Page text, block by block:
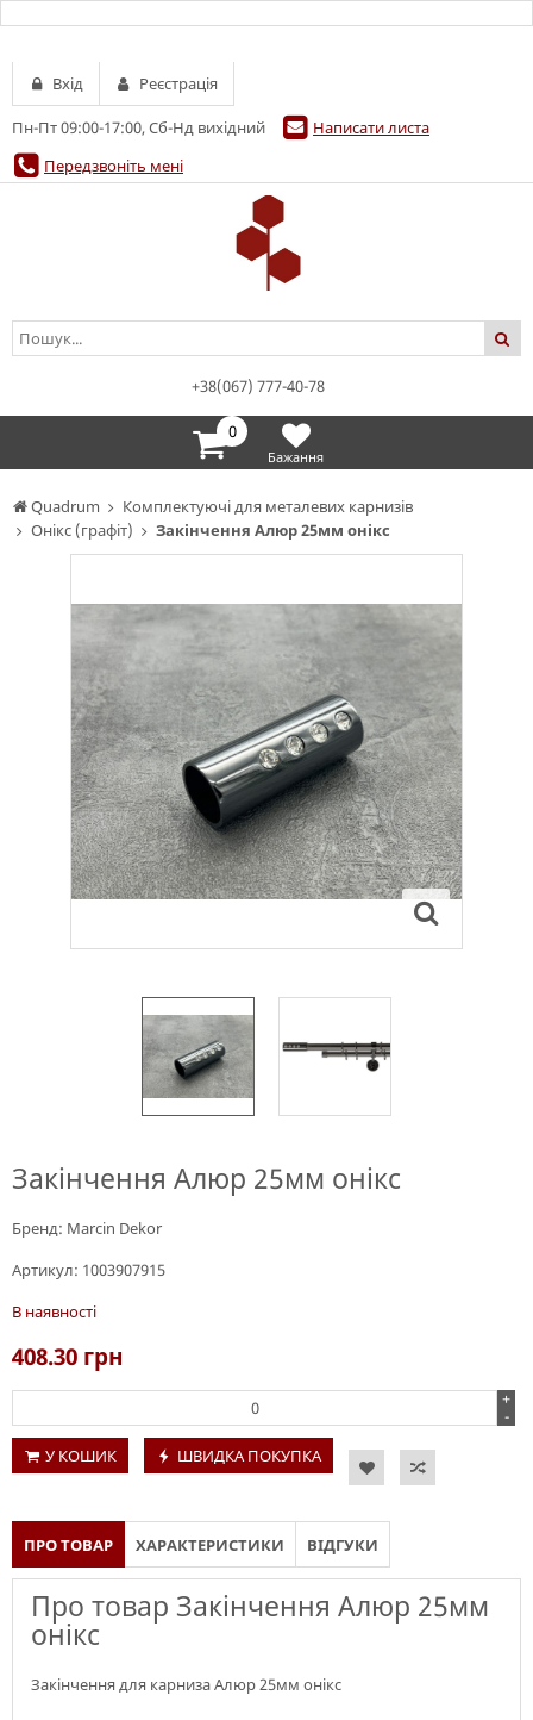
Quadrum
Комплектуючі для металевих карнизів
Онікс (графіт)
Закінчення Алюр 25мм онікс
Закінчення Алюр 25мм онікс
Бренд: Marcin Dekor
Артикул: 1003907915
В наявності
408.30 грн
+
-
У КОШИК
ШВИДКА ПОКУПКА
ПРО ТОВАР ХАРАКТЕРИСТИКИ ВІДГУКИ
Про товар Закінчення Алюр 25мм
онікс
Закінчення для карниза Алюр 25мм онікс
Пн-Пт 09:00-17:00, Сб-Нд вихідний
Написати листа
Передзвоніть мені
Вхід Реєстрація
+38(067) 777-40-78
0
Бажання